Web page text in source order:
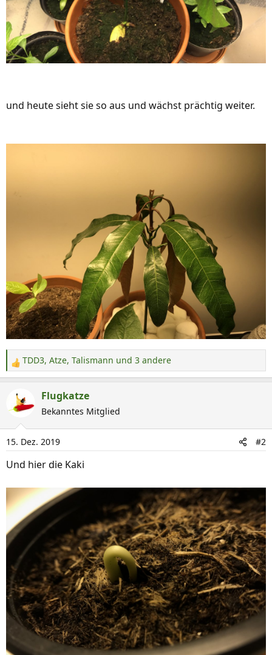
und heute sieht sie so aus und wächst prächtig weiter.
R
e
k
i
o
n
n
:
TDD3, Atze, Talismann und 3 andere
Flugkatze
Bekanntes Mitglied
15. Dez. 2019 #2
Und hier die Kaki